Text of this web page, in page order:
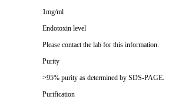
1mg/ml
Endotoxin level
Please contact the lab for this information.
Purity
>95% purity as determined by SDS-PAGE.
Purification